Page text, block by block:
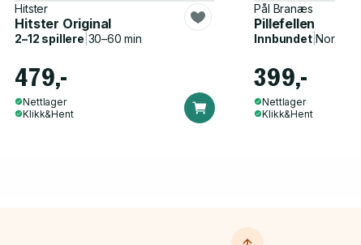
Hitster
Hitster Original
2–12 spillere 30–60 min
479,-
Nettlager
Klikk&Hent
Pål Branæs
Pillefellen
Innbundet|Norsk,
399,-
Nettlager
Klikk&Hent